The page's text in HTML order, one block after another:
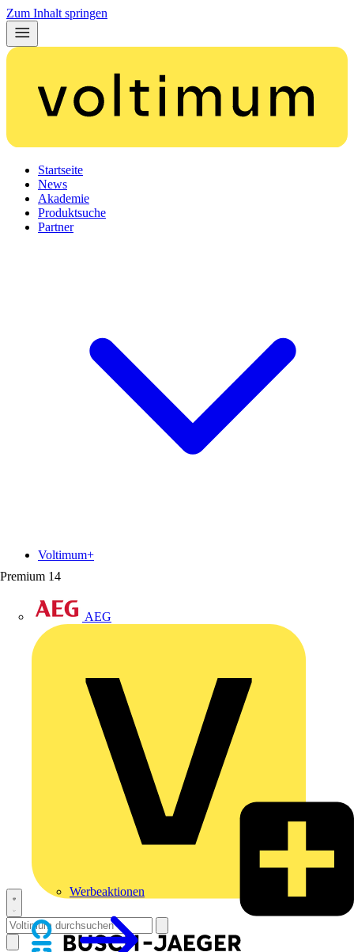
Zum Inhalt springen
Startseite
News
Akademie
Produktsuche
Partner
Premium 14
AEG
Voltimum+
Werbeaktionen